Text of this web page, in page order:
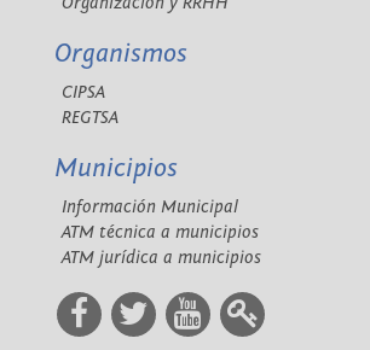
Organismos
CIPSA
REGTSA
Municipios
Información Municipal
ATM técnica a municipios
ATM jurídica a municipios